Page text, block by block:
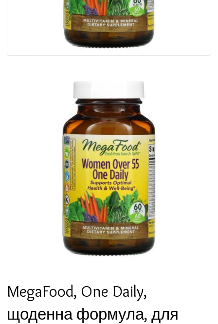
MegaFood, One Daily,
щоденна формула, для